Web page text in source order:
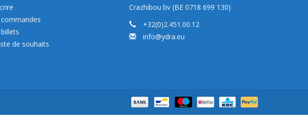
de souhaits
Crazhibou bv (BE 0718 699 130)
+32(0)2.451.00.12
info@ydra.eu